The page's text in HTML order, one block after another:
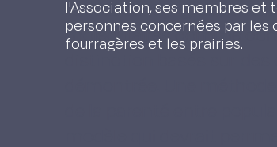
variété de ray-grass
moléculaires comme
distinction basés sur
démontrée. Une
de la parenté entre
l'Association, ses membres et
personnes concernées par les
fourragères et les prairies.